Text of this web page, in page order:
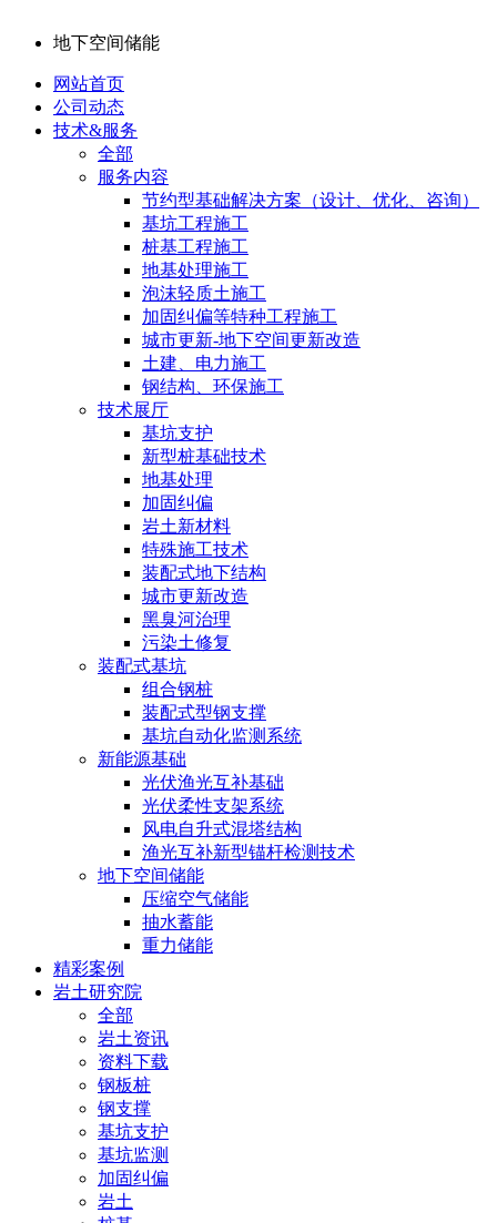
地下空间储能
网站首页
公司动态
技术&服务
全部
服务内容
节约型基础解决方案（设计、优化、咨询）
基坑工程施工
桩基工程施工
地基处理施工
泡沫轻质土施工
加固纠偏等特种工程施工
城市更新-地下空间更新改造
土建、电力施工
钢结构、环保施工
技术展厅
基坑支护
新型桩基础技术
地基处理
加固纠偏
岩土新材料
特殊施工技术
装配式地下结构
城市更新改造
黑臭河治理
污染土修复
装配式基坑
组合钢桩
装配式型钢支撑
基坑自动化监测系统
新能源基础
光伏渔光互补基础
光伏柔性支架系统
风电自升式混塔结构
渔光互补新型锚杆检测技术
地下空间储能
压缩空气储能
抽水蓄能
重力储能
精彩案例
岩土研究院
全部
岩土资讯
资料下载
钢板桩
钢支撑
基坑支护
基坑监测
加固纠偏
岩土